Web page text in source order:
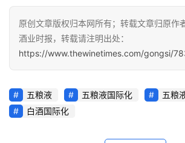
原创文章版权归本网所有；转载文章归原作
酒业时报，转载请注明出处：
https://www.thewinetimes.com/gongsi/
五粮液 五粮液国际化
五粮
白酒国际化